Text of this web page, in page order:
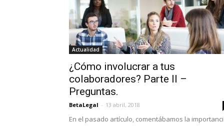
Actualidad
¿Cómo involucrar a tus
colaboradores? Parte II –
Preguntas.
BetaLegal - 13 abril, 2018
En el pasado artículo, comentábamos la